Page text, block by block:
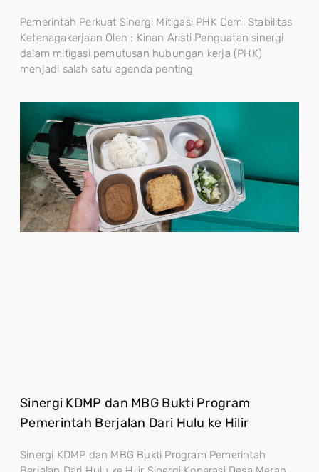
Pemerintah Perkuat Sinergi Mitigasi PHK Demi Stabilitas
Ketenagakerjaan Oleh : Kinan Aristi Penguatan sinergi
dalam mitigasi pemutusan hubungan kerja (PHK)
menjadi salah satu agenda penting
Sinergi KDMP dan MBG Bukti Program
Pemerintah Berjalan Dari Hulu ke Hilir
Sinergi KDMP dan MBG Bukti Program Pemerintah